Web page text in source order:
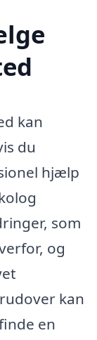
kan
du
hjælp
som
og
kan
en